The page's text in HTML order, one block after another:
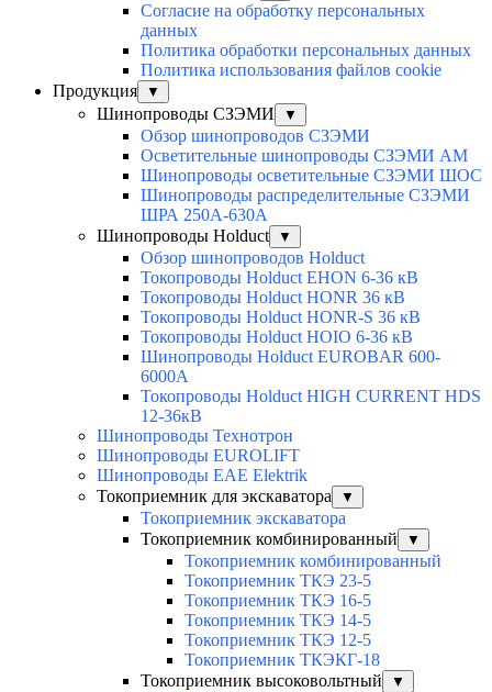
Согласие на обработку персональных
данных
Политика обработки персональных данных
Политика использования файлов cookie
Продукция
▼
Шинопроводы СЗЭМИ ▼
Обзор шинопроводов СЗЭМИ
Осветительные шинопроводы СЗЭМИ АМ
Шинопроводы осветительные СЗЭМИ ШОС
Шинопроводы распределительные СЗЭМИ
ШРА 250А-630А
Шинопроводы Holduct
▼
Обзор шинопроводов Holduct
Токопроводы Holduct EHON 6-36 кВ
Токопроводы Holduct HONR 36 кВ
Токопроводы Holduct HONR-S 36 кВ
Токопроводы Holduct HOIO 6-36 кВ
Шинопроводы Holduct EUROBAR 600-
6000А
Токопроводы Holduct HIGH CURRENT HDS
12-36кВ
Шинопроводы Технотрон
Шинопроводы EUROLIFT
Шинопроводы EAE Elektrik
Токоприемник для экскаватора
▼
Токоприемник экскаватора
Токоприемник комбинированный
▼
Токоприемник комбинированный
Токоприемник ТКЭ 23-5
Токоприемник ТКЭ 16-5
Токоприемник ТКЭ 14-5
Токоприемник ТКЭ 12-5
Токоприемник ТКЭКГ-18
Токоприемник высоковольтный
▼